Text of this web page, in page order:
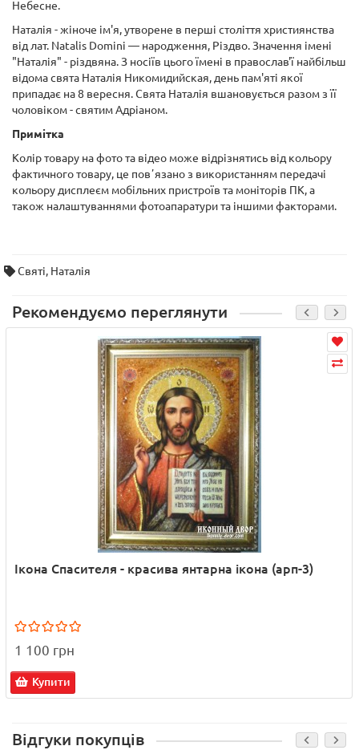
Небесне.
Наталія - жіноче ім'я, утворене в перші століття християнства
від лат. Natalis Domini — народження, Різдво. Значення імені
"Наталія" - різдвяна. З носіїв цього їмені в православ'ї найбільш
відома свята Наталія Никомидийская, день пам'яті якої
припадає на 8 вересня. Свята Наталія вшановується разом з її
чоловіком - святим Адріаном.
Примітка
Колір товару на фото та відео може відрізнятись від кольору
фактичного товару, це повʼязано з використанням передачі
кольору дисплеєм мобільних пристроїв та моніторів ПК, а
також налаштуваннями фотоапаратури та іншими факторами.
Святі, Наталія
Рекомендуємо переглянути
Ікона Спасителя - красива янтарна ікона (арп-3)
1 100 грн
Купити
Відгуки покупців